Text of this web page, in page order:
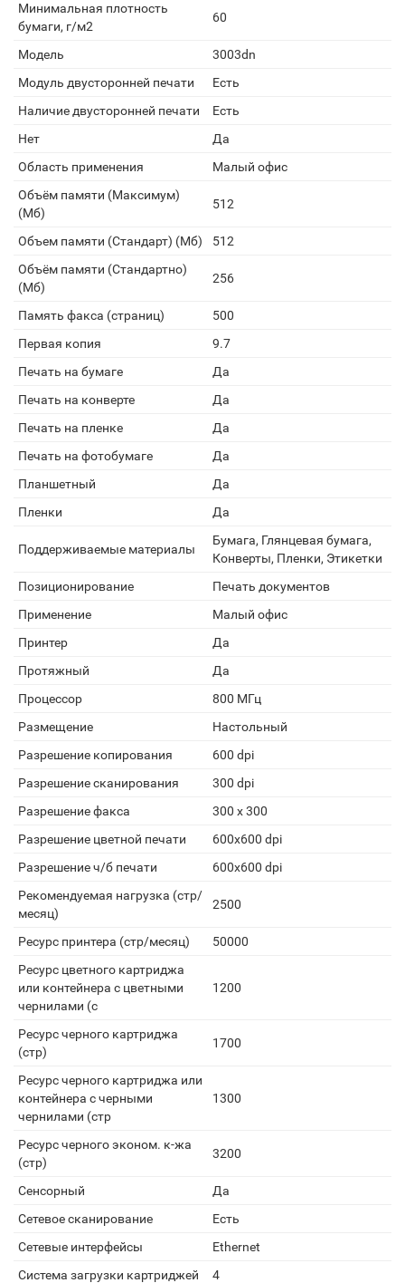
Минимальная плотность
бумаги, г/м2
60
Модель
3003dn
Модуль двусторонней печати
Есть
Наличие двусторонней печати
Есть
Нет
Да
Область применения
Малый офис
Объём памяти (Максимум)
(Мб)
512
Объем памяти (Стандарт) (Мб)
512
Объём памяти (Стандартно)
(Мб)
256
Память факса (страниц)
500
Первая копия
9.7
Печать на бумаге
Да
Печать на конверте
Да
Печать на пленке
Да
Печать на фотобумаге
Да
Планшетный
Да
Пленки
Да
Поддерживаемые материалы
Бумага, Глянцевая бумага,
Конверты, Пленки, Этикетки
Позиционирование
Печать документов
Применение
Малый офис
Принтеp
Да
Протяжный
Да
Процессор
800 МГц
Размещение
Настольный
Разрешение копирования
600 dpi
Разрешение сканирования
300 dpi
Разрешение факса
300 х 300
Разрешение цветной печати
600x600 dpi
Разрешение ч/б печати
600x600 dpi
Рекомендуемая нагрузка (стр/
месяц)
2500
Ресурс принтера (стр/месяц)
50000
Ресурс цветного картриджа
или контейнера с цветными
чернилами (с
1200
Ресурс черного картриджа
(стр)
1700
Ресурс черного картриджа или
контейнера с черными
чернилами (стр
1300
Ресурс черного эконом. к-жа
(стр)
3200
Сенсорный
Да
Сетевое сканирование
Есть
Сетевые интерфейсы
Ethernet
Система загрузки картриджей
4